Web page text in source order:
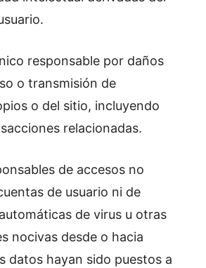
responsable por daños
o transmisión de
o del sitio, incluyendo
relacionadas.
de accesos no
de usuario ni de
de virus u otras
nocivas desde o hacia
datos hayan sido puestos a